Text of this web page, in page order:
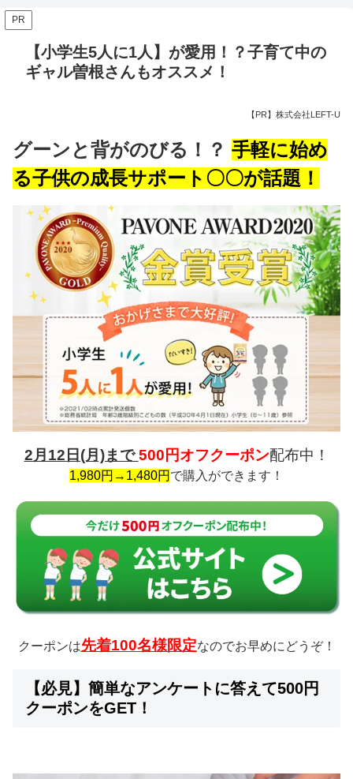
PR
【小学生5人に1人】が愛用！？子育て中の
ギャル曽根さんもオススメ！
【PR】株式会社LEFT-U
グーンと背がのびる！？ 手軽に始め
る子供の成長サポート〇〇が話題！
2月12日(月)まで500円オフクーポン配布中！
1,980円→1,480円 で購入ができます！
クーポンは先着100名様限定なのでお早めにどうぞ！
【必見】簡単なアンケートに答えて500円
クーポンをGET！